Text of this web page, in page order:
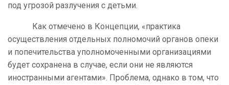
под угрозой разлучения с детьми.
Как отмечено в Концепции, «практика
осуществления отдельных полномочий органов опеки
и попечительства уполномоченными организациями
будет сохранена в случае, если они не являются
иностранными агентами». Проблема, однако в том, что